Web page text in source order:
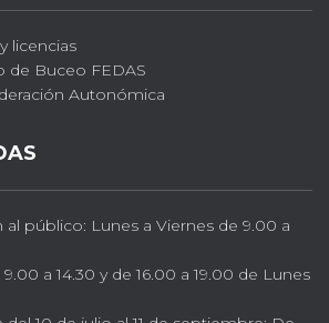
licencias
de Buceo FEDAS
Autonómica
público: Lunes a Viernes de 9.00 a
a 14.30 y de 16.00 a 19.00 de Lunes